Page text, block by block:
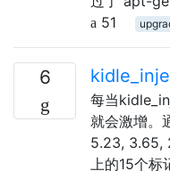
51
6
每当
就会激增。
5.23, 3.65,
上的15个